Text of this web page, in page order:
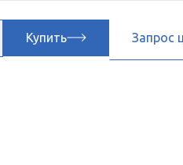
Купить Запрос